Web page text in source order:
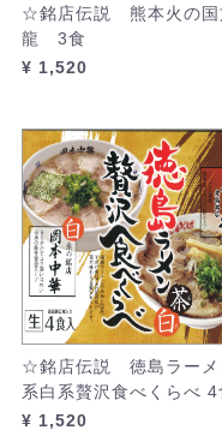
☆銘店伝説 熊本火の国
龍 3食
¥ 1,520
☆銘店伝説 徳島ラーメ
系白系贅沢食べくらべ 4
¥ 1,520